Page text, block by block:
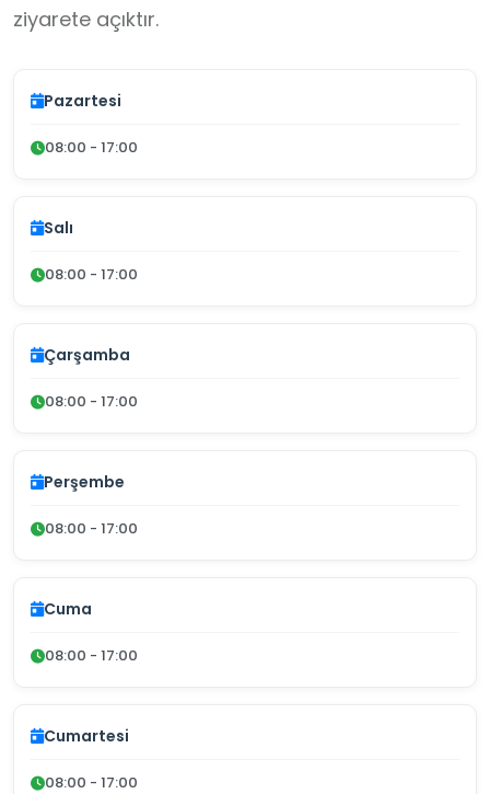
ziyarete açıktır.
Pazartesi
08:00 - 17:00
Salı
08:00 - 17:00
Çarşamba
08:00 - 17:00
Perşembe
08:00 - 17:00
Cuma
08:00 - 17:00
Cumartesi
08:00 - 17:00